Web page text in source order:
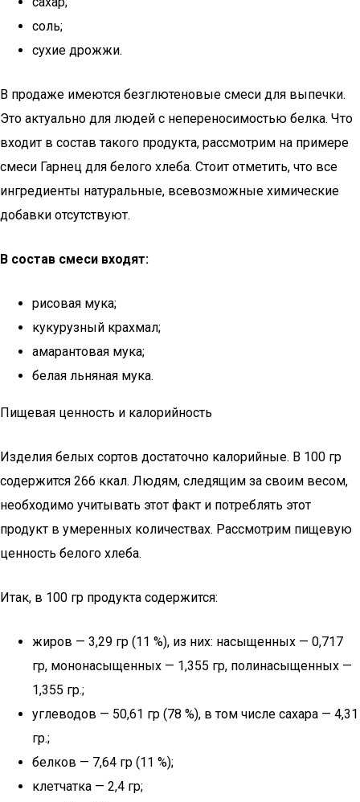
соль;
сухие дрожжи.
В продаже имеются безглютеновые смеси для выпечки.
Это актуально для людей с непереносимостью белка. Что
входит в состав такого продукта, рассмотрим на примере
смеси Гарнец для белого хлеба. Стоит отметить, что все
ингредиенты натуральные, всевозможные химические
добавки отсутствуют.
В состав смеси входят:
рисовая мука;
кукурузный крахмал;
амарантовая мука;
белая льняная мука.
Пищевая ценность и калорийность
Изделия белых сортов достаточно калорийные. В 100 гр
содержится 266 ккал. Людям, следящим за своим весом,
необходимо учитывать этот факт и потреблять этот
продукт в умеренных количествах. Рассмотрим пищевую
ценность белого хлеба.
Итак, в 100 гр продукта содержится:
жиров — 3,29 гр (11 %), из них: насыщенных — 0,717
гр, мононасыщенных — 1,355 гр, полинасыщенных —
1,355 гр.;
углеводов — 50,61 гр (78 %), в том числе сахара — 4,31
гр.;
белков — 7,64 гр (11 %);
клетчатка — 2,4 гр;